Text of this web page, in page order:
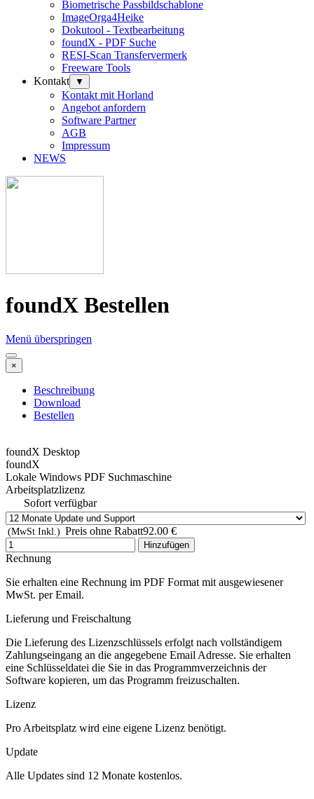
Biometrische Passbildschablone
ImageOrga4Heike
Dokutool - Textbearbeitung
foundX - PDF Suche
RESI-Scan Transfervermerk
Freeware Tools
Kontakt
▼
Kontakt mit Horland
Angebot anfordern
Software Partner
AGB
Impressum
NEWS
foundX Bestellen
Menü überspringen
×
Beschreibung
Download
Bestellen
foundX Desktop
foundX
Lokale Windows PDF Suchmaschine
Arbeitsplatzlizenz
Sofort verfügbar
(MwSt Inkl.) Preis ohne Rabatt92.00 €
Hinzufügen
Rechnung
Sie erhalten eine Rechnung im PDF Format mit ausgewiesener
MwSt. per Email.
Lieferung und Freischaltung
Die Lieferung des Lizenzschlüssels erfolgt nach vollständigem
Zahlungseingang an die angegebene Email Adresse. Sie erhalten
eine Schlüsseldatei die Sie in das Programmverzeichnis der
Software kopieren, um das Programm freizuschalten.
Lizenz
Pro Arbeitsplatz wird eine eigene Lizenz benötigt.
Update
Alle Updates sind 12 Monate kostenlos.